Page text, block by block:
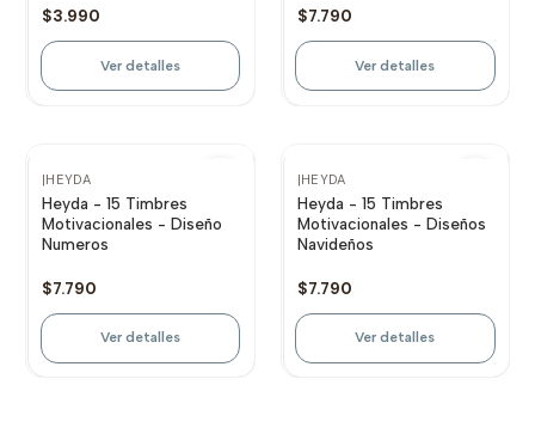
$3.990
Ver detalles
$7.790
Ver detalles
Agotado
|HEYDA
Heyda - 15 Timbres
Motivacionales - Diseño
Numeros
$7.790
Ver detalles
Agotado
|HEYDA
Heyda - 15 Timbres
Motivacionales - Diseños
Navideños
$7.790
Ver detalles